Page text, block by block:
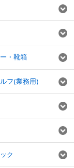
・靴箱
フ(業務用)
ク